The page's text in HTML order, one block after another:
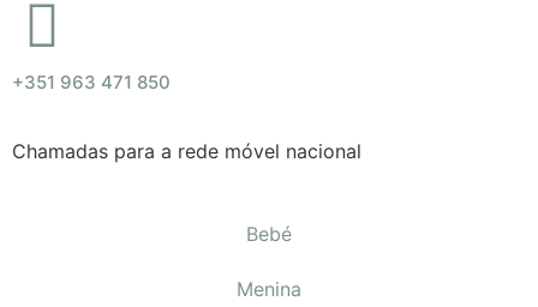
+351 963 471 850
Chamadas para a rede móvel nacional
Bebé
Menina